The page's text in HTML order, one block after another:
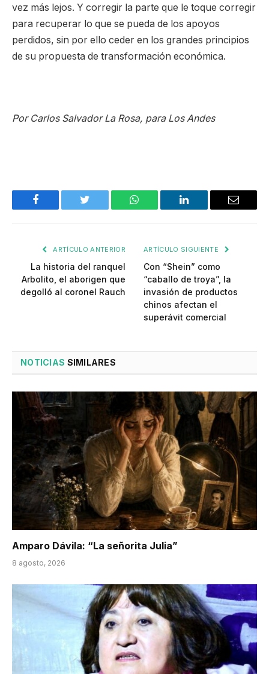
vez más lejos. Y corregir la parte que le toque corregir
para recuperar lo que se pueda de los apoyos
perdidos, sin por ello ceder en los grandes principios
de su propuesta de transformación económica.
Por Carlos Salvador La Rosa, para Los Andes
Facebook Twitter WhatsApp LinkedIn Email
ARTÍCULO ANTERIOR
La historia del ranquel
Arbolito, el aborigen que
degolló al coronel Rauch
ARTÍCULO SIGUIENTE
Con “Shein” como
“caballo de troya”, la
invasión de productos
chinos afectan el
superávit comercial
NOTICIAS SIMILARES
Amparo Dávila: “La señorita Julia”
8 agosto, 2026